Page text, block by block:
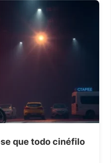
que todo cinéfilo